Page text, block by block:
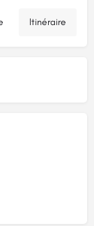
Itinéraire